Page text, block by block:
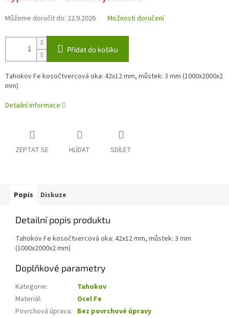
Můžeme doručit do: 22.9.2026 Možnosti doručení
Přidat do košíku
Tahokov Fe kosočtvercová oka: 42x12 mm, můstek: 3 mm (1000x2000x2
mm)
Detailní informace
ZEPTAT SE HLÍDAT SDÍLET
Popis Diskuze
Detailní popis produktu
Tahokov Fe kosočtvercová oka: 42x12 mm, můstek: 3 mm
(1000x2000x2 mm)
Doplňkové parametry
Kategorie:
Tahokov
Materiál:
Ocel Fe
Povrchová úprava: Bez povrchové úpravy